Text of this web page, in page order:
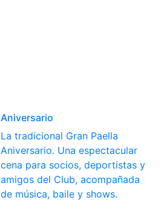
Aniversario
La tradicional Gran Paella
Aniversario. Una espectacular
cena para socios, deportistas y
amigos del Club, acompañada
de música, baile y shows.